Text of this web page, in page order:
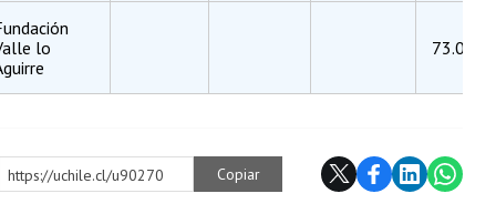
lo
https://uchile.cl/u90270 Copiar